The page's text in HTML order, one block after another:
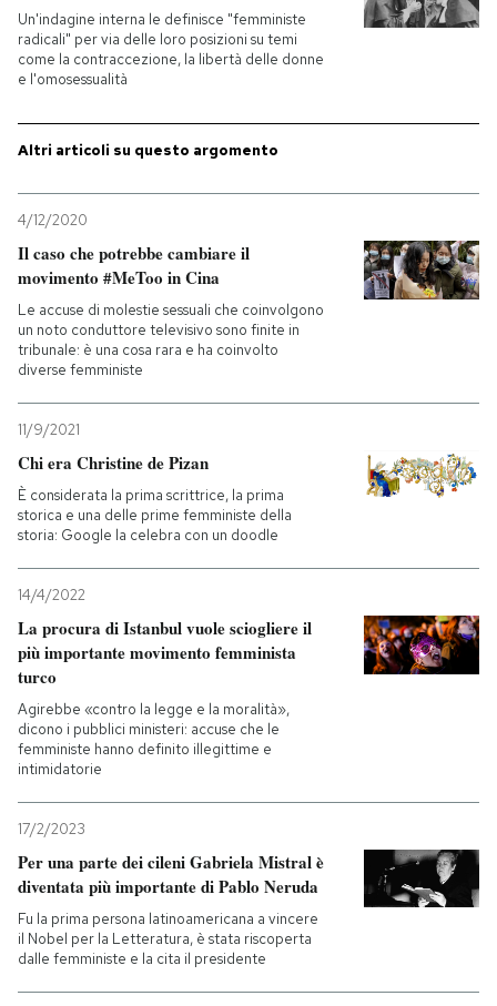
Un'indagine interna le definisce "femministe
radicali" per via delle loro posizioni su temi
come la contraccezione, la libertà delle donne
e l'omosessualità
Altri articoli su questo argomento
4/12/2020
Il caso che potrebbe cambiare il
movimento #MeToo in Cina
Le accuse di molestie sessuali che coinvolgono
un noto conduttore televisivo sono finite in
tribunale: è una cosa rara e ha coinvolto
diverse femministe
11/9/2021
Chi era Christine de Pizan
È considerata la prima scrittrice, la prima
storica e una delle prime femministe della
storia: Google la celebra con un doodle
14/4/2022
La procura di Istanbul vuole sciogliere il
più importante movimento femminista
turco
Agirebbe «contro la legge e la moralità»,
dicono i pubblici ministeri: accuse che le
femministe hanno definito illegittime e
intimidatorie
17/2/2023
Per una parte dei cileni Gabriela Mistral è
diventata più importante di Pablo Neruda
Fu la prima persona latinoamericana a vincere
il Nobel per la Letteratura, è stata riscoperta
dalle femministe e la cita il presidente